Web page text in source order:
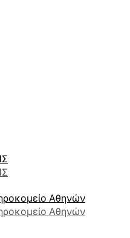
Αθηνών
Αθηνών